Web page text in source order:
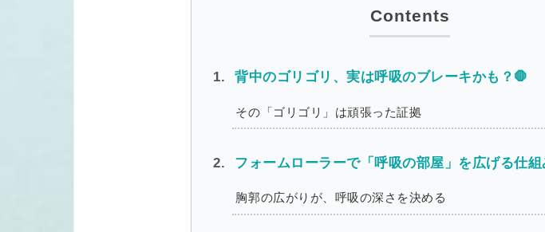
背中のゴリゴリ、実は呼吸のブレーキかも？🛑
その「ゴリゴリ」は頑張った証拠
フォームローラーで「呼吸の部屋」を広げる仕
胸郭の広がりが、呼吸の深さを決める